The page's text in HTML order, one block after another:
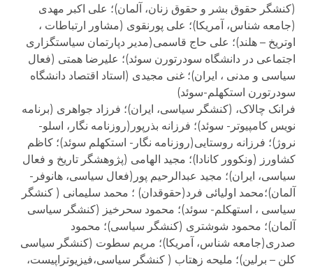
(کنشگر حقوق بشر و حقوق زنان، آلمان)؛ علی اکبر مهدی
(جامعه شناس، آمریکا)؛ علی پورنقوی (مشاور ارتباطات ،
اوتریخ – هلند)؛ علی حاج قاسمی(مدیر دپارتمان سیاستگزاری
اجتماعی در دانشگاه سودرتورن سوئد)؛ علیرضا همتی (فعال
سیاسی و مدنی ، ایران)؛ غنی مجیدی (استاد اقتصاد دانشگاه
سودرتورن استکهلم-سوئد)
فرانک چالاک، (کنشگر سیاسی، ایران)؛ فرزاد جواهری (برنامه
نویس کامپیوتر- سوئد)؛ فرزانه بذرپور(روزنامه نگار، اسلو-
نروژ)؛ فرزانه روستایی(روزنامه نگار- استکهلم سوئد)؛ کاظم
کشاورز (ونکوور کانادا)؛ مجید الهامی (پژوهشگر تاریخ و فعال
سیاسی، ایران)؛ مجید عبدالرحیم پور(فعال سیاسی، هانوفر-
آلمان)؛محمد اولیائی فرد(حقوقدان) ؛ محمد سلیمانی ( کنشگر
سیاسی ، استهکلم- سوئد)؛ محمود سحرخیز (کنشگر سیاسی
آلمان)؛ محمود شوشتری (کنشگر سیاسی)؛ محمود
صدری(جامعه شناس، آمریکا)؛ مریم سطوت (کنشگر سیاسی
کلن – برلین)؛ ملیحه زهتاب ( کنشگر سیاسی،فیزیوتراپیست،